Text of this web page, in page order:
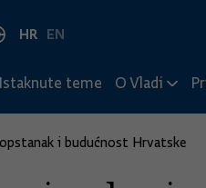
HR EN
Istaknute teme O Vladi
i budućnost Hrvatske